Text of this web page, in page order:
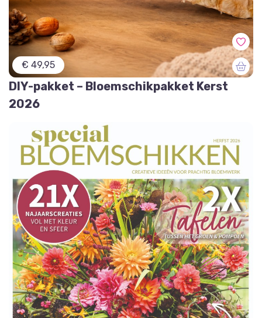
€ 49,95
DIY-pakket – Bloemschikpakket Kerst
2026